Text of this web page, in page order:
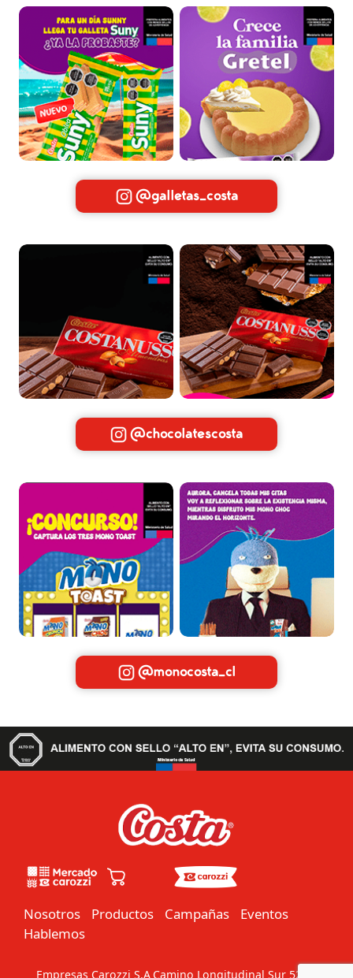
@galletas_costa
@chocolatescosta
@monocosta_cl
Nosotros Productos Campañas
Eventos
Hablemos
Empresas Carozzi S.A Camino Longitudinal Sur 5201